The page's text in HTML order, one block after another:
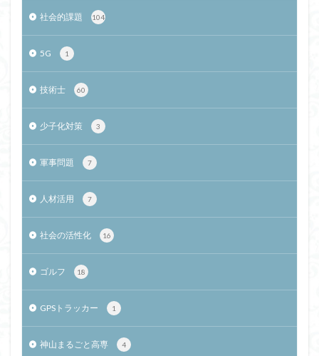
社会的課題 104
5G 1
技術士 60
少子化対策 3
軍事問題 7
人材活用 7
社会の活性化 16
ゴルフ 18
GPSトラッカー 1
神山まるごと高専 4